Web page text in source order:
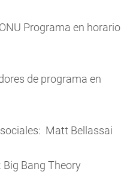
Programa en horario
de programa en
Matt Bellassai
Bang Theory